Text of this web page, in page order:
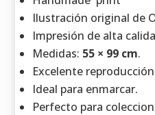
Ilustración original de
Impresión de alta
Medidas: 55 × 99 cm.
Excelente
Ideal para enmarcar.
Perfecto para